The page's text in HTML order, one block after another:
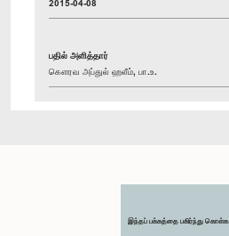
2015-04-08
பதில் அளித்தார்
கௌரவ அப்துல் ஹலீம், பா.உ.
இந்தப் பக்கத்தை பகிர்ந்து கொள்க